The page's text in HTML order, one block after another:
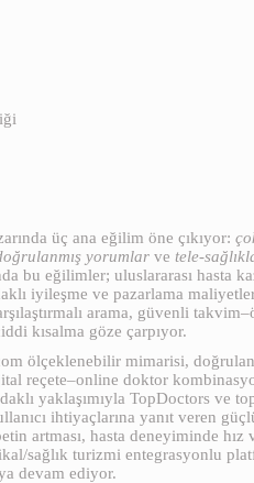
üç ana eğilim öne çıkıyor:
yorumlar ve tele-
bu eğilimler; uluslararası hasta
iyileşme ve pazarlama
arama, güvenli
kısalma göze çarpıyor.
ölçeklenebilir mimarisi,
reçete–online doktor
yaklaşımıyla TopDoctors ve
ihtiyaçlarına yanıt veren
artması, hasta deneyiminde hız
sağlık turizmi entegrasyonlu
devam ediyor.